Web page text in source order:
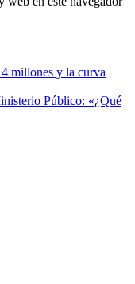
millones y la curva
Público: «¿Qué